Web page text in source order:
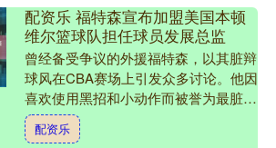
配资乐 福特森宣布加盟美国本顿
维尔篮球队担任球员发展总监
曾经备受争议的外援福特森，以其脏辩
球风在CBA赛场上引发众多讨论。他因
喜欢使用黑招和小动作而被誉为最脏外
援之一，在场上的表现频频惹怒对手，
甚至连朱芳雨也曾表示如....
配资乐